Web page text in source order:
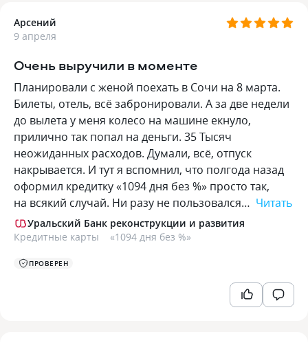
Арсений
9 апреля
Очень выручили в моменте
Планировали с женой поехать в Сочи на 8 марта.
Билеты, отель, всё забронировали. А за две недели
до вылета у меня колесо на машине екнуло,
прилично так попал на деньги. 35 Тысяч
неожиданных расходов. Думали, всё, отпуск
накрывается. И тут я вспомнил, что полгода назад
оформил кредитку «1094 дня без %» просто так,
на всякий случай. Ни разу не пользовался… Читать
Уральский Банк реконструкции и развития
Кредитные карты
«1094 дня без %»
ПРОВЕРЕН